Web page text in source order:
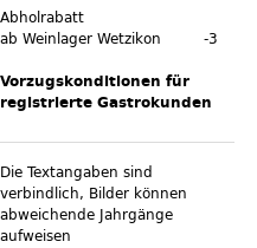
Abholrabatt
ab Weinlager Wetzikon -3
Vorzugskonditionen für
registrierte Gastrokunden
Die Textangaben sind
verbindlich, Bilder können
abweichende Jahrgänge
aufweisen